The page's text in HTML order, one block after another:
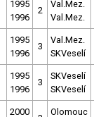
1995
1996
2
Val.Mez.
Val.Mez.
1995
1996
3
Val.Mez.
SKVeselí
1995
1996
3
SKVeselí
SKVeselí
2000
Olomouc